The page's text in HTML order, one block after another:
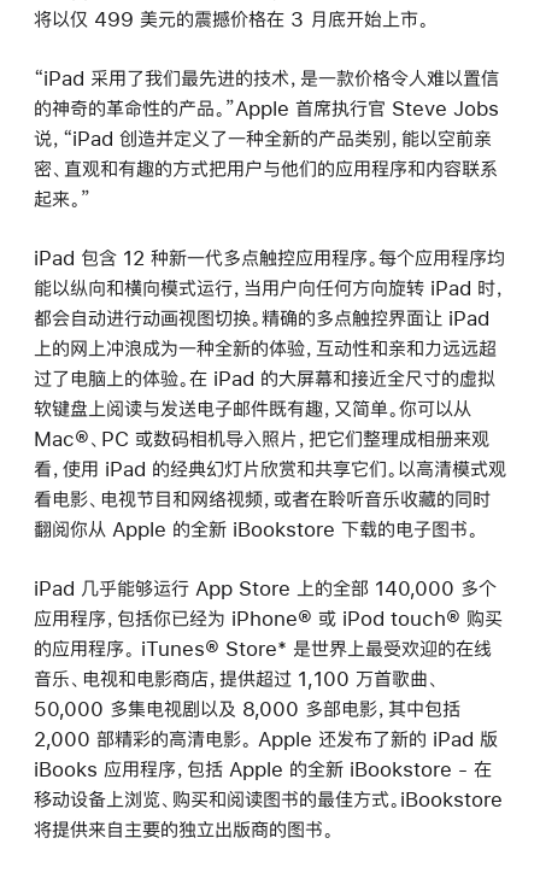
将以仅 499 美元的震撼价格在 3 月底开始上市。
“iPad 采用了我们最先进的技术，是一款价格令人难以置信
的神奇的革命性的产品。”Apple 首席执行官 Steve Jobs
说，“iPad 创造并定义了一种全新的产品类别，能以空前亲
密、直观和有趣的方式把用户与他们的应用程序和内容联系
起来。”
iPad 包含 12 种新一代多点触控应用程序。每个应用程序均
能以纵向和横向模式运行，当用户向任何方向旋转 iPad 时，
都会自动进行动画视图切换。精确的多点触控界面让 iPad
上的网上冲浪成为一种全新的体验，互动性和亲和力远远超
过了电脑上的体验。在 iPad 的大屏幕和接近全尺寸的虚拟
软键盘上阅读与发送电子邮件既有趣，又简单。你可以从
Mac®、PC 或数码相机导入照片，把它们整理成相册来观
看，使用 iPad 的经典幻灯片欣赏和共享它们。以高清模式观
看电影、电视节目和网络视频，或者在聆听音乐收藏的同时
翻阅你从 Apple 的全新 iBookstore 下载的电子图书。
iPad 几乎能够运行 App Store 上的全部 140,000 多个
应用程序，包括你已经为 iPhone® 或 iPod touch® 购买
的应用程序。 iTunes® Store* 是世界上最受欢迎的在线
音乐、电视和电影商店，提供超过 1,100 万首歌曲、
50,000 多集电视剧以及 8,000 多部电影，其中包括
2,000 部精彩的高清电影。 Apple 还发布了新的 iPad 版
iBooks 应用程序，包括 Apple 的全新 iBookstore - 在
移动设备上浏览、购买和阅读图书的最佳方式。iBookstore
将提供来自主要的独立出版商的图书。